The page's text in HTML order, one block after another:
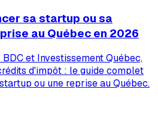
sa startup ou sa
au Québec en 2026
et Investissement Québec,
d'impôt : le guide complet
ou une reprise au Québec.